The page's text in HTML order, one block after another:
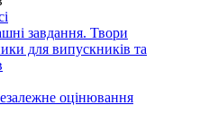
завдання. Твори
для випускників та
оцінювання